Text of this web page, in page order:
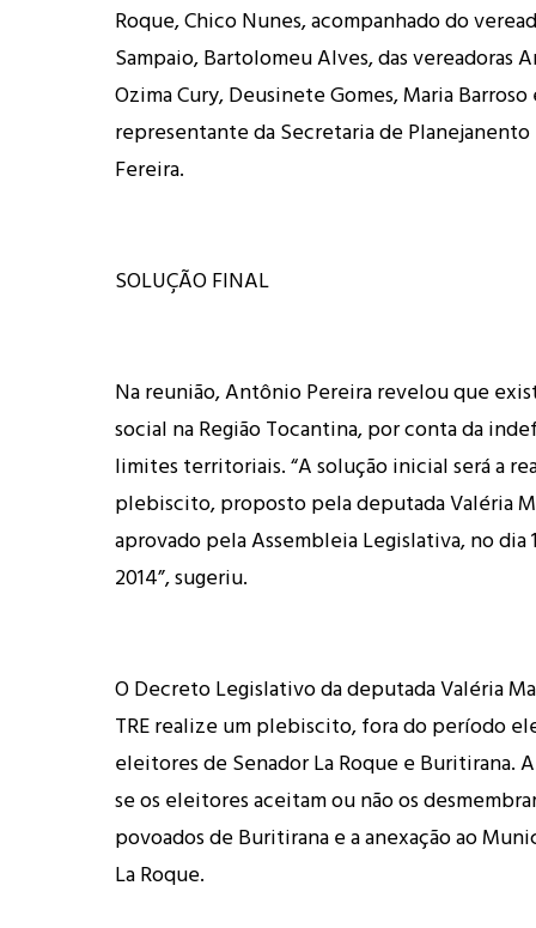
Roque, Chico Nunes, acompanhado do
Sampaio, Bartolomeu Alves, das vereadoras
Ozima Cury, Deusinete Gomes, Maria Barroso
representante da Secretaria de Planejanento
Fereira.
SOLUÇÃO FINAL
Na reunião, Antônio Pereira revelou que
social na Região Tocantina, por conta da
limites territoriais. “A solução inicial será a
plebiscito, proposto pela deputada Valéria
aprovado pela Assembleia Legislativa, no dia
2014”, sugeriu.
O Decreto Legislativo da deputada Valéria
TRE realize um plebiscito, fora do período
eleitores de Senador La Roque e Buritirana.
se os eleitores aceitam ou não os
povoados de Buritirana e a anexação ao
La Roque.